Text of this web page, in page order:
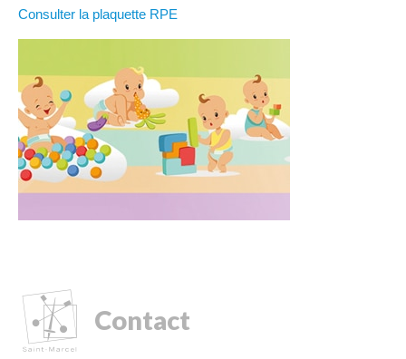
Consulter la plaquette RPE
Contact